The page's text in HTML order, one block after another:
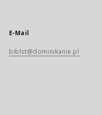
E-Mail
biblst@dominikanie.pl